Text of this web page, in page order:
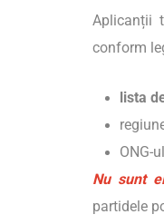
Aplicanții
conform
lista
ONG-
Nu sunt
partidele